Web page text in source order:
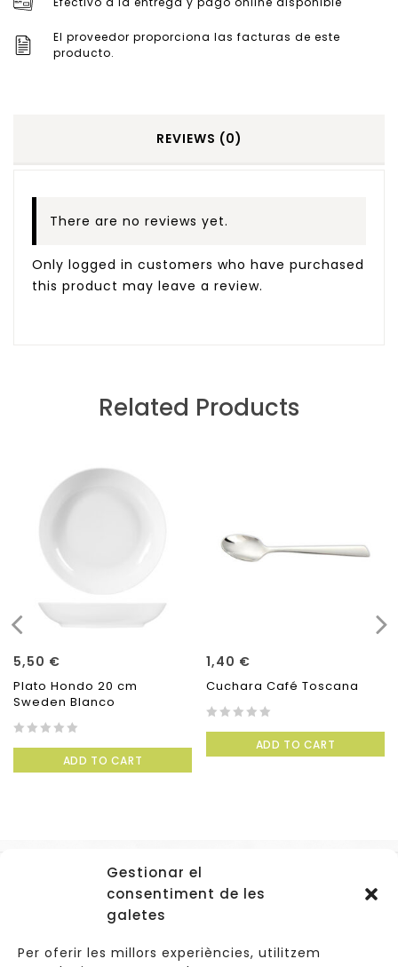
Gestionar el
consentiment de les
galetes
Per oferir les millors experiències, utilitzem
El proveedor proporciona las facturas de este
producto.
REVIEWS (0)
There are no reviews yet.
Only logged in customers who have purchased
this product may leave a review.
Related Products
5,50 €
Plato Hondo 20 cm
Sweden Blanco
of
ADD TO CART
1,40 €
Cuchara Café Toscana
of
ADD TO CART